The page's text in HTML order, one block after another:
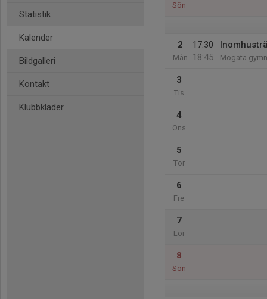
Statistik
Kalender
Bildgalleri
Kontakt
Klubbkläder
Sön
2
Mån
17:30
18:45
Mogata
3
Tis
4
Ons
5
Tor
6
Fre
7
Lör
8
Sön